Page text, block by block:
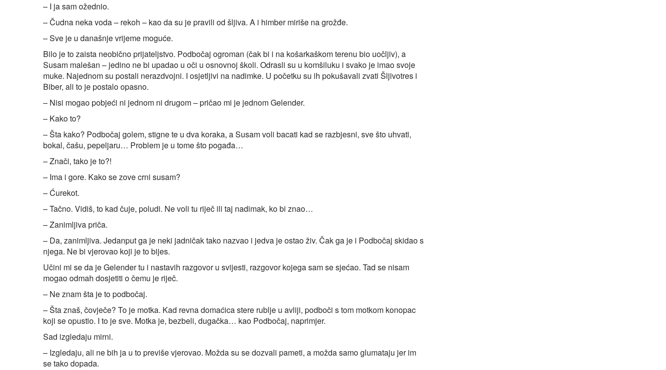
– I ja sam ožednio.
– Čudna neka voda – rekoh – kao da su je pravili od šljiva. A i himber miriše na grožđe.
– Sve je u današnje vrijeme moguće.
Bilo je to zaista neobično prijateljstvo. Podbočaj ogroman (čak bi i na košarkaškom terenu bio uočljiv), a
Susam malešan – jedino ne bi upadao u oči u osnovnoj školi. Odrasli su u komšiluku i svako je imao svoje
muke. Najednom su postali nerazdvojni. I osjetljivi na nadimke. U početku su ih pokušavali zvati Šljivotres i
Biber, ali to je postalo opasno.
– Nisi mogao pobjeći ni jednom ni drugom – pričao mi je jednom Gelender.
– Kako to?
– Šta kako? Podbočaj golem, stigne te u dva koraka, a Susam voli bacati kad se razbjesni, sve što uhvati,
bokal, čašu, pepeljaru… Problem je u tome što pogađa…
– Znači, tako je to?!
– Ima i gore. Kako se zove crni susam?
– Ćurekot.
– Tačno. Vidiš, to kad čuje, poludi. Ne voli tu riječ ili taj nadimak, ko bi znao…
– Zanimljiva priča.
– Da, zanimljiva. Jedanput ga je neki jadničak tako nazvao i jedva je ostao živ. Čak ga je i Podbočaj skidao s
njega. Ne bi vjerovao koji je to bijes.
Učini mi se da je Gelender tu i nastavih razgovor u svijesti, razgovor kojega sam se sjećao. Tad se nisam
mogao odmah dosjetiti o čemu je riječ.
– Ne znam šta je to podbočaj.
– Šta znaš, čovječe? To je motka. Kad revna domaćica stere rublje u avliji, podboči s tom motkom konopac
koji se opustio. I to je sve. Motka je, bezbeli, dugačka… kao Podbočaj, naprimjer.
Sad izgledaju mirni.
– Izgledaju, ali ne bih ja u to previše vjerovao. Možda su se dozvali pameti, a možda samo glumataju jer im
se tako dopada.